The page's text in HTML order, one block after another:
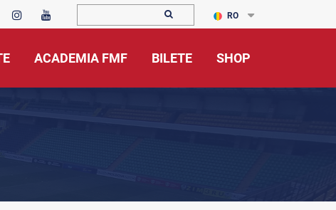
RO
ACADEMIA FMF BILETE SHOP